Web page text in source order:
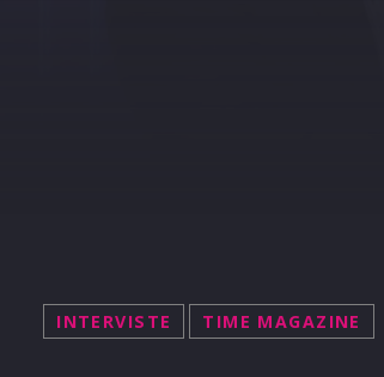
INTERVISTE TIME MAGAZINE